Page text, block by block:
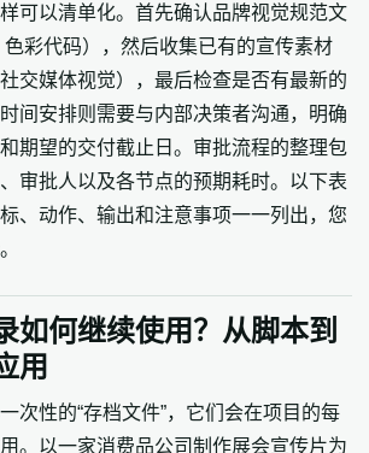
可以清单化。首先确认品牌视觉规范文
彩代码），然后收集已有的宣传素材
社交媒体视觉），最后检查是否有最新的
间安排则需要与内部决策者沟通，明确
期望的交付截止日。审批流程的整理包
审批人以及各节点的预期耗时。以下表
、动作、输出和注意事项一一列出，您
如何继续使用？从脚本到
用
次性的“存档文件”，它们会在项目的每
。以一家消费品公司制作展会宣传片为